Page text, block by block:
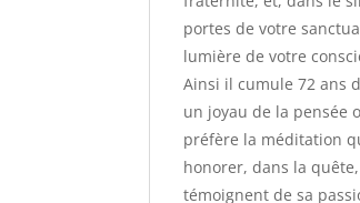
portes de votre
lumière de votre
Ainsi il cumule 72 ans
un joyau de la pensée
préfère la méditation
honorer, dans la
témoignent de sa